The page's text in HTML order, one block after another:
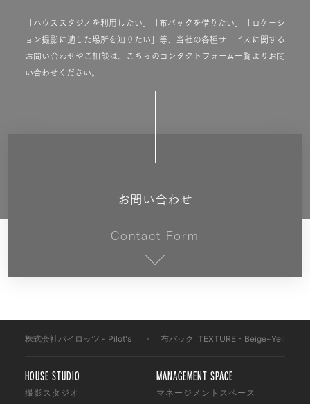
「ハウススタジオを利用したい」「布バックを借りたい」「ロケーシ
ョン撮影に適した場所を知りたい」等、当社の各種サービスに関する
お問い合わせやご相談は、こちらのコンタクトフォーム一覧よりお問
い合わせください。
お問い合わせ
Contact Form
株式会社パイロッツ - Pilot's 布バック TEXTURE - Beige~Yellow
HOUSE STUDIO
撮影スタジオ
MANAGEMENT SPACE
マネージメントスペース